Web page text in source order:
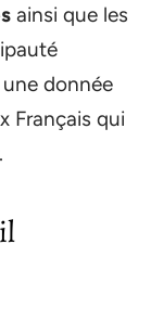
ainsi que les
une donnée
Français qui